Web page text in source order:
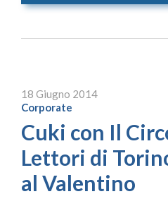
18 Giugno 2014
Corporate
Cuki con Il
Lettori di
al Valentino